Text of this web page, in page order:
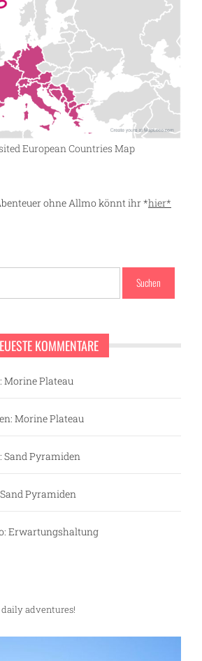
European Countries Map
ohne Allmo könnt ihr *hier*
KOMMENTARE
Morine Plateau
Morine Plateau
Sand Pyramiden
Pyramiden
Erwartungshaltung
adventures!